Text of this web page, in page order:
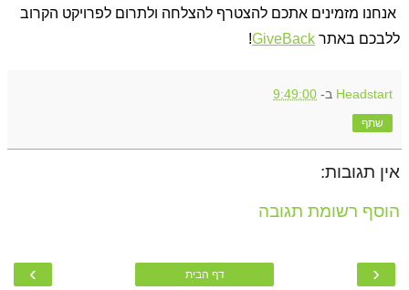
ללבכם באתר GiveBack
!
Headstart ב- 9:49:00
שתף
אין תגובות:
הוסף רשומת תגובה
‹
› דף הבית